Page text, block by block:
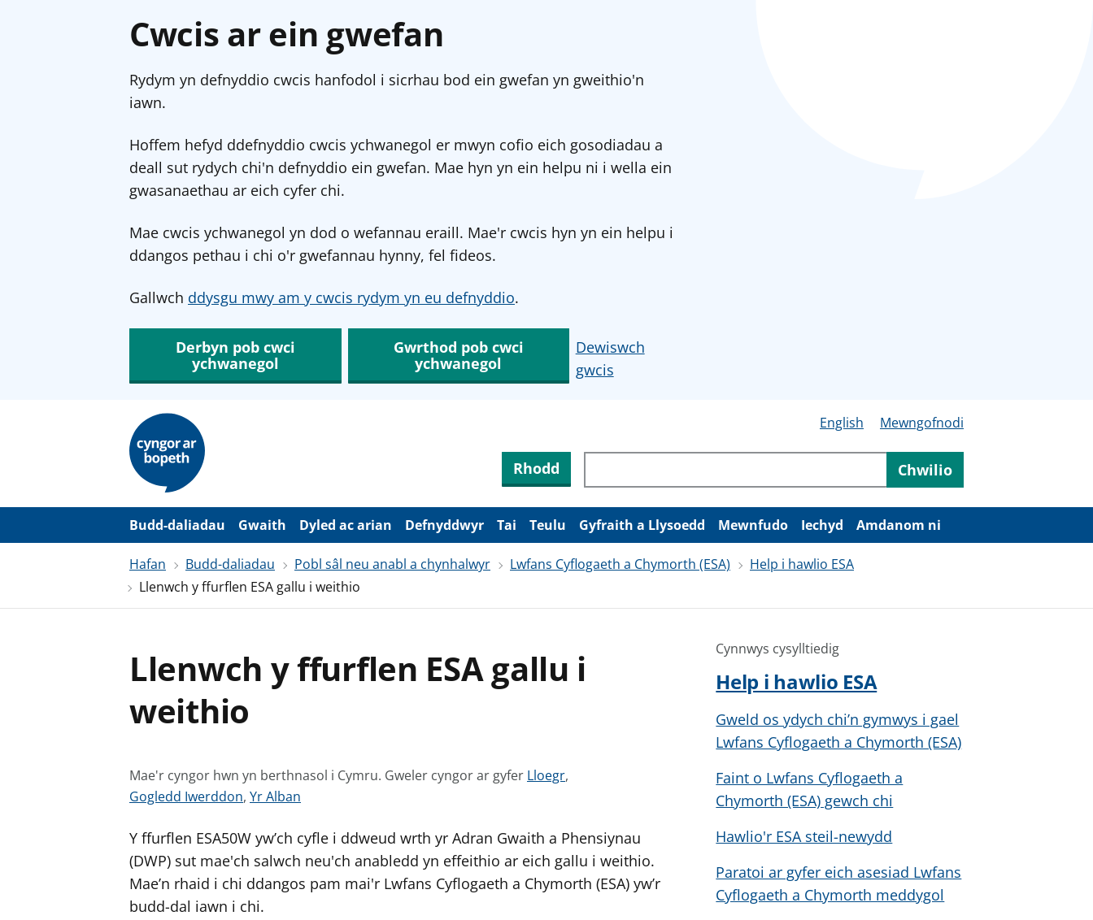
Cwcis ar ein gwefan
Rydym yn defnyddio cwcis hanfodol i sicrhau bod ein gwefan yn gweithio'n
iawn.
Hoffem hefyd ddefnyddio cwcis ychwanegol er mwyn cofio eich gosodiadau a
deall sut rydych chi'n defnyddio ein gwefan. Mae hyn yn ein helpu ni i wella ein
gwasanaethau ar eich cyfer chi.
Mae cwcis ychwanegol yn dod o wefannau eraill. Mae'r cwcis hyn yn ein helpu i
ddangos pethau i chi o'r gwefannau hynny, fel fideos.
Gallwch ddysgu mwy am y cwcis rydym yn eu defnyddio.
Derbyn pob cwci
ychwanegol
Gwrthod pob cwci
ychwanegol
Dewiswch
gwcis
i
g
English Mewngofnodi
Rhodd Chwilio
Budd-daliadau Gwaith Dyled ac arian Defnyddwyr Tai Teulu Gyfraith a Llysoedd Mewnfudo Iechyd Amdanom ni
Hafan Budd-daliadau Pobl sâl neu anabl a chynhalwyr Lwfans Cyflogaeth a Chymorth (ESA)
Help i hawlio ESA
Llenwch y ffurflen ESA gallu i weithio
Llenwch y ffurflen ESA gallu i
weithio
Mae'r cyngor hwn yn berthnasol i Cymru. Gweler cyngor ar gyfer G
l
e
r
Lloegr,
G
e
l
e
r
Gogledd Iwerddon, G
e
e
r
Yr Alban
Y ffurflen ESA50W yw’ch cyfle i ddweud wrth yr Adran Gwaith a Phensiynau
(DWP) sut mae'ch salwch neu'ch anabledd yn effeithio ar eich gallu i weithio.
Mae’n rhaid i chi ddangos pam mai'r Lwfans Cyflogaeth a Chymorth (ESA) yw’r
budd-dal iawn i chi.
Cynnwys cysylltiedig
Help i hawlio ESA
Gweld os ydych chi’n gymwys i gael
Lwfans Cyflogaeth a Chymorth (ESA)
Faint o Lwfans Cyflogaeth a
Chymorth (ESA) gewch chi
Hawlio'r ESA steil-newydd
Paratoi ar gyfer eich asesiad Lwfans
Cyflogaeth a Chymorth meddygol